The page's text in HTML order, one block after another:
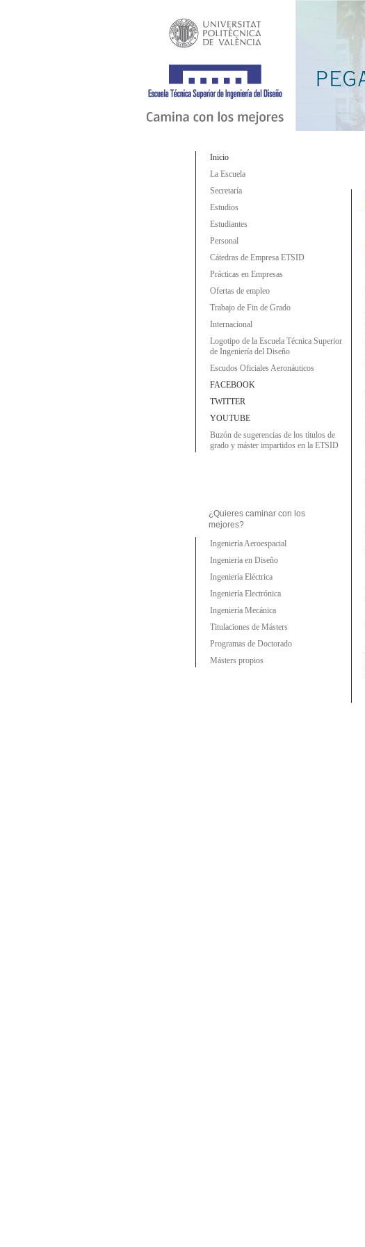
Inicio
La Escuela
Secretaría
Estudios
Estudiantes
Personal
Cátedras de Empresa ETSID
Prácticas en Empresas
Ofertas de empleo
Trabajo de Fin de Grado
Internacional
Logotipo de la Escuela Técnica Superior
de Ingeniería del Diseño
Escudos Oficiales Aeronáuticos
FACEBOOK
TWITTER
YOUTUBE
Buzón de sugerencias de los títulos de
grado y máster impartidos en la ETSID
¿Quieres caminar con los
mejores?
Ingeniería Aeroespacial
Ingeniería en Diseño
Ingeniería Eléctrica
Ingeniería Electrónica
Ingeniería Mecánica
Titulaciones de Másters
Programas de Doctorado
Másters propios